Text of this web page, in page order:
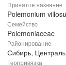
Принятое название
Polemonium
Семейство
Polemoniaceae
Районирование
Сибирь,
Геопривязка